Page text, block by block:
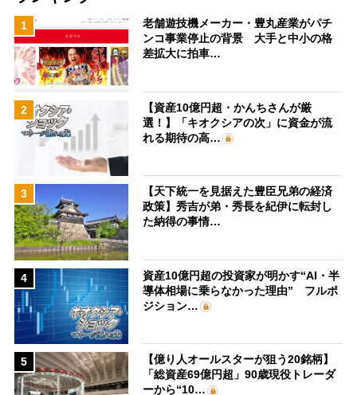
1
老舗遊技機メーカー・豊丸産業がパチ
ンコ事業停止の背景 大手と中小の格
差拡大に拍車…
2
【資産10億円超・かんちさんが厳
選！】「キオクシアの次」に資金が流
れる期待の高…
3
【天下統一を見据えた豊臣兄弟の経済
政策】秀吉が弟・秀長を紀伊に転封し
た納得の事情…
4
資産10億円超の投資家が明かす“AI・半
導体相場に乗らなかった理由” フルポ
ジション…
5
【億り人オールスターが狙う20銘柄】
「総資産69億円超」90歳現役トレーダ
ーから“10…